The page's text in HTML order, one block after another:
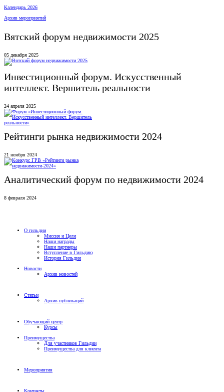
Календарь 2026
Архив мероприятий
Вятский форум недвижимости 2025
05 декабря 2025
Инвестиционный форум. Искусственный
интеллект. Вершитель реальности
24 апреля 2025
Рейтинги рынка недвижимости 2024
21 ноября 2024
Аналитический форум по недвижимости 2024
8 февраля 2024
О гильдии
Миссия и Цели
Наши награды
Наши партнеры
Вступление в Гильдию
История Гильдии
Новости
Архив новостей
Статьи
Архив публикаций
Обучающий центр
Курсы
Преимущества
Для участников Гильдии
Преимущества для клиента
Мероприятия
Контакты